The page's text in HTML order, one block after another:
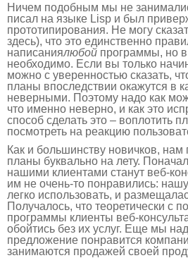
Ничем подобным мы не
писал на языке Lisp и был
прототипирования. Не могу
здесь), что это единственно
написаниялюбой программы, но
необходимо. Если вы только
можно с уверенностью сказать,
планы впоследствии окажутся в
неверными. Поэтому надо как
что именно неверно, и как это
способ сделать это – воплотить
посмотреть на реакцию
Как и большинству новичков, нам
планы буквально на лету.
нашими клиентами станут веб-
им не очень-то понравились:
легко использовать, и
Получалось, что теоретически с
программы клиенты веб-
обойтись без их услуг. Еще мы
предложение понравится
занимаются продажей своей